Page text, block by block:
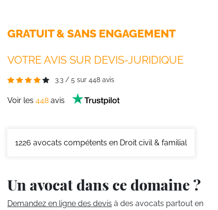
GRATUIT & SANS ENGAGEMENT
VOTRE AVIS SUR DEVIS-JURIDIQUE
3.3 / 5 sur 448 avis
Voir les 448 avis
1226 avocats compétents en Droit civil & familial
Un avocat dans ce domaine ?
Demandez en ligne des devis à des avocats partout en